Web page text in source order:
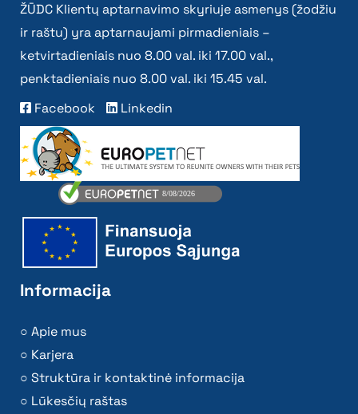
ŽŪDC Klientų aptarnavimo skyriuje asmenys (žodžiu
ir raštu) yra aptarnaujami pirmadieniais –
ketvirtadieniais nuo 8.00 val. iki 17.00 val.,
penktadieniais nuo 8.00 val. iki 15.45 val.
Facebook
Linkedin
Informacija
Apie mus
Karjera
Struktūra ir kontaktinė informacija
Lūkesčių raštas